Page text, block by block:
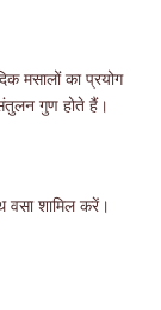
मसालों का प्रयोग
गुण होते हैं।
शामिल करें।